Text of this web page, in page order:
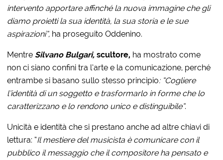
intervento apportare affinché la nuova immagine che gli
diamo proietti la sua identità, la sua storia e le sue
aspirazioni”, ha proseguito Oddenino.
Mentre Silvano Bulgari,scultore, ha mostrato come
non ci siano confini tra l’arte e la comunicazione, perché
entrambe si basano sullo stesso principio: “Cogliere
l’identità di un soggetto e trasformarlo in forme che lo
caratterizzano e lo rendono unico e distinguibile”.
Unicità e identità che si prestano anche ad altre chiavi di
lettura: “Il mestiere del musicista è comunicare con il
pubblico il messaggio che il compositore ha pensato e